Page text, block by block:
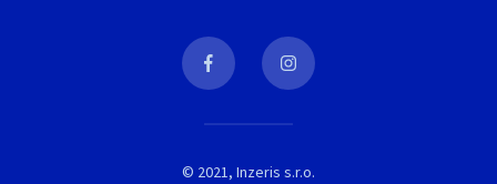
© 2021, Inzeris s.r.o.